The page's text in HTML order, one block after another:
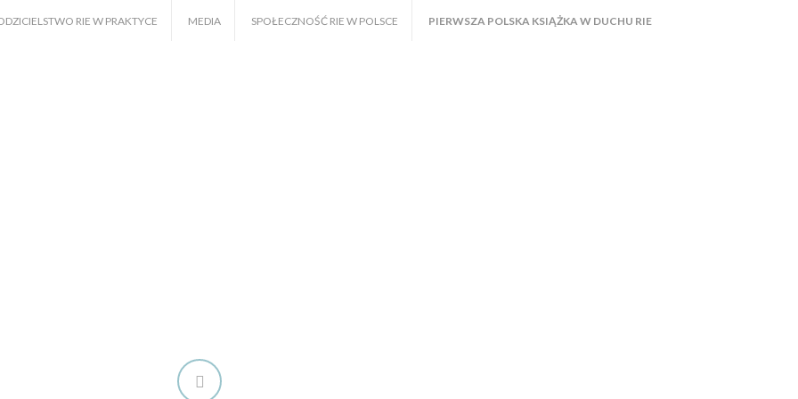
RIE W PRAKTYCE MEDIA SPOŁECZNOŚĆ RIE W POLSCE PIERWSZA POLSKA KSIĄŻKA W DUCHU RIE